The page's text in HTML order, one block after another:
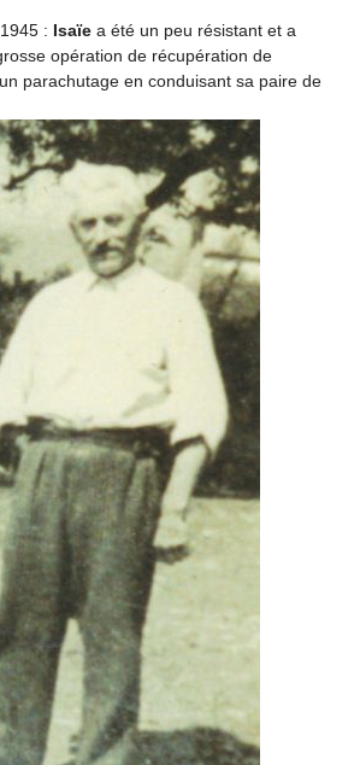
: Isaïea été un peu résistant et a
opération de récupération de
parachutage en conduisant sa paire de